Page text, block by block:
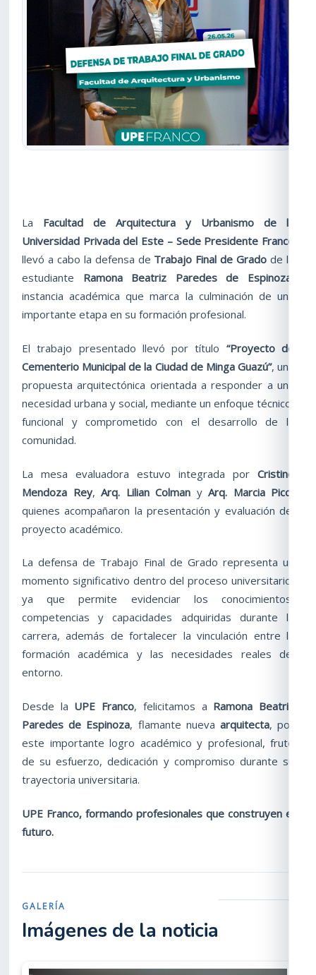
La Facultad de Arquitectura y Urbanismo de la
Universidad Privada del Este – Sede Presidente Franco
llevó a cabo la defensa de Trabajo Final de Grado de la
estudiante Ramona Beatriz Paredes de Espinoza
instancia académica que marca la culminación de una
importante etapa en su formación profesional.
El trabajo presentado llevó por título “Proyecto de
Cementerio Municipal de la Ciudad de Minga Guazú”, una
propuesta arquitectónica orientada a responder a una
necesidad urbana y social, mediante un enfoque técnico,
funcional y comprometido con el desarrollo de la
comunidad.
La mesa evaluadora estuvo integrada por Cristino
Mendoza Rey, Arq. Lilian Colman y Arq. Marcia Pico
quienes acompañaron la presentación y evaluación del
proyecto académico.
La defensa de Trabajo Final de Grado representa un
momento significativo dentro del proceso universitario,
ya que permite evidenciar los conocimientos,
competencias y capacidades adquiridas durante la
carrera, además de fortalecer la vinculación entre la
formación académica y las necesidades reales del
entorno.
Desde la UPE Franco, felicitamos a Ramona Beatriz
Paredes de Espinoza, flamante nueva arquitecta, por
este importante logro académico y profesional, fruto
de su esfuerzo, dedicación y compromiso durante su
trayectoria universitaria.
UPE Franco, formando profesionales que construyen el
futuro.
GALERÍA
Imágenes de la noticia